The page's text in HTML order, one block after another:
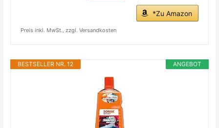
*Zu Amazon
Preis inkl. MwSt., zzgl. Versandkosten
ANGEBOT
BESTSELLER NR. 12